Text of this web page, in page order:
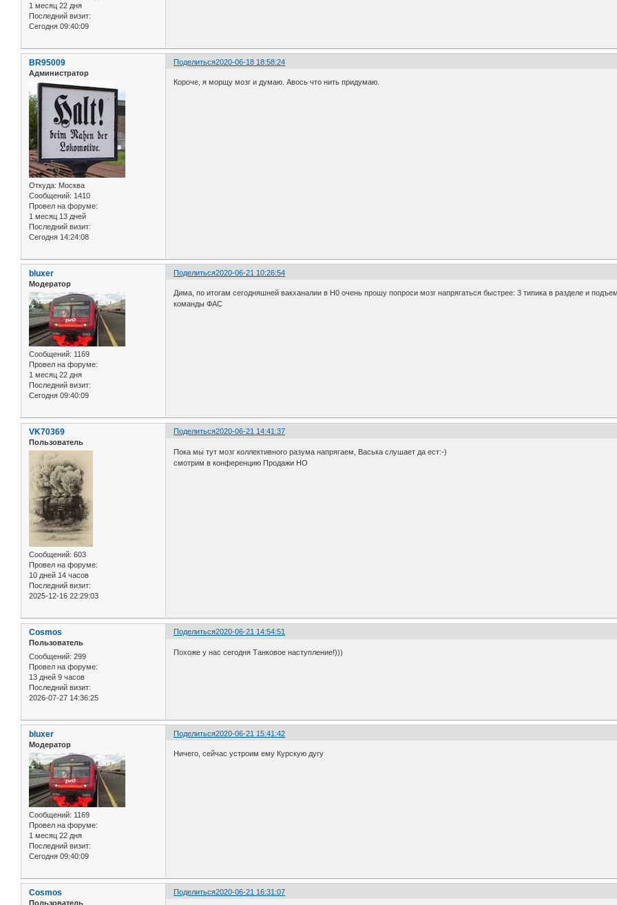
1 месяц 22 дня
Последний визит:
Сегодня 09:40:09
Поделиться2020-06-18 18:58:24
BR95009
Администратор
Откуда: Москва
Сообщений: 1410
Провел на форуме:
1 месяц 13 дней
Последний визит:
Сегодня 14:24:08
Короче, я морщу мозг и думаю. Авось что нить придумаю.
Поделиться2020-06-21 10:26:54
bluxer
Модератор
Сообщений: 1169
Провел на форуме:
1 месяц 22 дня
Последний визит:
Сегодня 09:40:09
Дима, по итогам сегодняшней вакханалии в Н0 очень прошу попроси мозг напрягаться быстрее: 3 типика в разделе и
команды ФАС
Поделиться2020-06-21 14:41:37
VK70369
Пользователь
Сообщений: 603
Провел на форуме:
10 дней 14 часов
Последний визит:
2025-12-16 22:29:03
Пока мы тут мозг коллективного разума напрягаем, Васька слушает да ест:-)
смотрим в конференцию Продажи НО
Поделиться2020-06-21 14:54:51
Cosmos
Пользователь
Сообщений: 299
Провел на форуме:
13 дней 9 часов
Последний визит:
2026-07-27 14:36:25
Похоже у нас сегодня Танковое наступление!)))
Поделиться2020-06-21 15:41:42
bluxer
Модератор
Сообщений: 1169
Провел на форуме:
1 месяц 22 дня
Последний визит:
Сегодня 09:40:09
Ничего, сейчас устроим ему Курскую дугу
Поделиться2020-06-21 16:31:07
Cosmos
Пользователь